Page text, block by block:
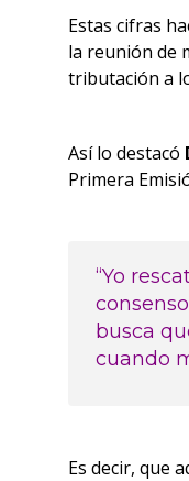
Estas cifras
la reunión de
tributación a
Así lo destacó
Primera
“Yo
busca
cuando
Es decir, que